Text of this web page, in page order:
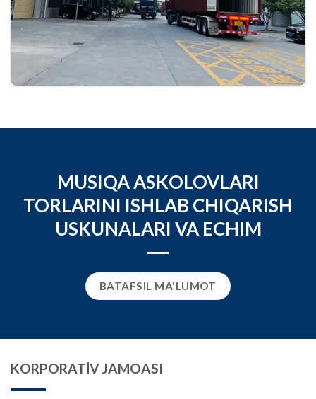
MUSIQA ASKOLOVLARI
TORLARINI ISHLAB CHIQARISH
USKUNALARI VA ECHIM
BATAFSIL MA'LUMOT
KORPORATİV JAMOASI